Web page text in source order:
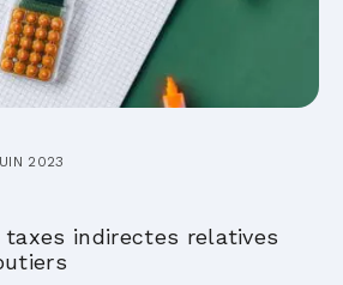
2023
taxes indirectes relatives